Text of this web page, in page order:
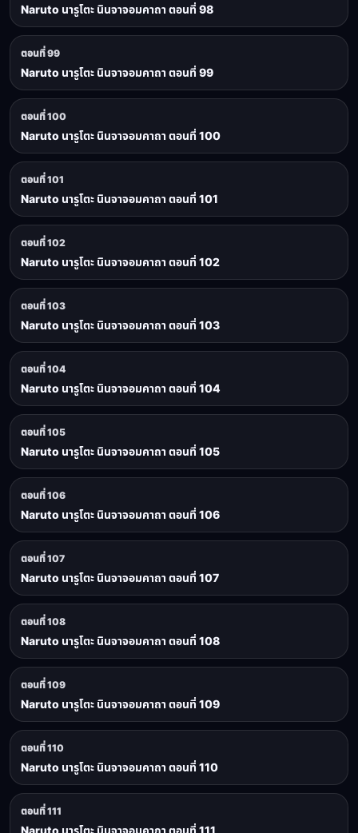
Naruto นารูโตะ นินจาจอมคาถา ตอนที่ 98
ตอนที่ 99
Naruto นารูโตะ นินจาจอมคาถา ตอนที่ 99
ตอนที่ 100
Naruto นารูโตะ นินจาจอมคาถา ตอนที่ 100
ตอนที่ 101
Naruto นารูโตะ นินจาจอมคาถา ตอนที่ 101
ตอนที่ 102
Naruto นารูโตะ นินจาจอมคาถา ตอนที่ 102
ตอนที่ 103
Naruto นารูโตะ นินจาจอมคาถา ตอนที่ 103
ตอนที่ 104
Naruto นารูโตะ นินจาจอมคาถา ตอนที่ 104
ตอนที่ 105
Naruto นารูโตะ นินจาจอมคาถา ตอนที่ 105
ตอนที่ 106
Naruto นารูโตะ นินจาจอมคาถา ตอนที่ 106
ตอนที่ 107
Naruto นารูโตะ นินจาจอมคาถา ตอนที่ 107
ตอนที่ 108
Naruto นารูโตะ นินจาจอมคาถา ตอนที่ 108
ตอนที่ 109
Naruto นารูโตะ นินจาจอมคาถา ตอนที่ 109
ตอนที่ 110
Naruto นารูโตะ นินจาจอมคาถา ตอนที่ 110
ตอนที่ 111
Naruto นารูโตะ นินจาจอมคาถา ตอนที่ 111